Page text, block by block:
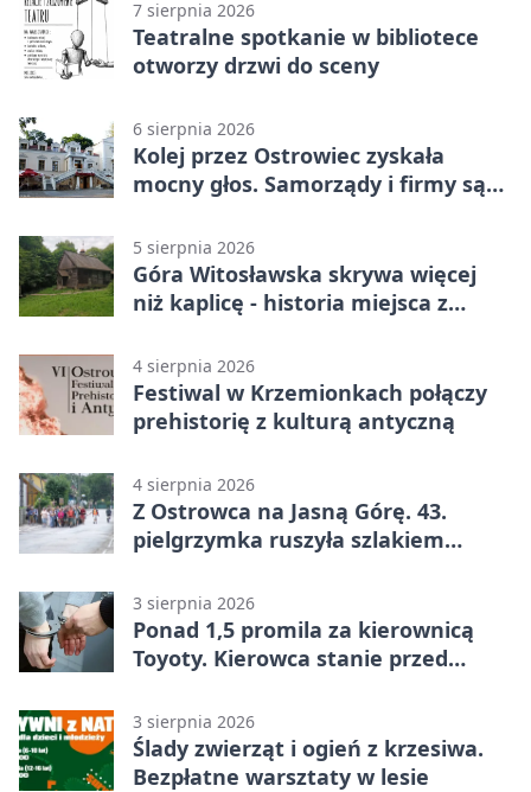
7 sierpnia 2026
Teatralne spotkanie w bibliotece
otworzy drzwi do sceny
6 sierpnia 2026
Kolej przez Ostrowiec zyskała
mocny głos. Samorządy i firmy są
5 sierpnia 2026
Góra Witosławska skrywa więcej
niż kaplicę - historia miejsca z
4 sierpnia 2026
Festiwal w Krzemionkach połączy
prehistorię z kulturą antyczną
4 sierpnia 2026
Z Ostrowca na Jasną Górę. 43.
pielgrzymka ruszyła szlakiem
3 sierpnia 2026
Ponad 1,5 promila za kierownicą
Toyoty. Kierowca stanie przed
3 sierpnia 2026
Ślady zwierząt i ogień z krzesiwa.
Bezpłatne warsztaty w lesie